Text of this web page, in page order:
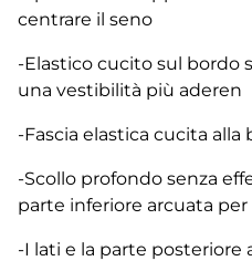
centrare il seno
-Elastico cucito sul bordo
una vestibilità più aderen
-Fascia elastica cucita alla
-Scollo profondo senza
parte inferiore arcuata
-I lati e la parte posteriore